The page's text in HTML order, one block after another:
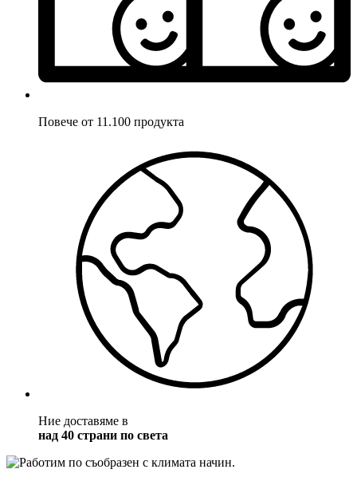
Повече от 11.100 продукта
Ние доставяме в
над 40 страни по света